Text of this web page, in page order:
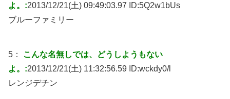
よ。:2013/12/21(土) 09:49:03.97 ID:5Q2w1bUs
ブルーファミリー
5： こんな名無しでは、どうしようもない
よ。:2013/12/21(土) 11:32:56.59 ID:wckdy0/l
レンジデチン